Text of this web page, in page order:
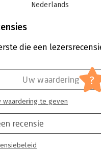
en ontdek hoe je jouw
met FaceTime
onderweg met Kaarten van
en beheer muziek- en
je foto’s in de hoogst
Nederlands
1
Internet en social
die een
recensie
Uw waardering ?
waardering te geven